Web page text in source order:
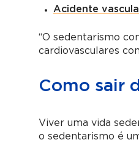
Acidente
“O sedentarismo
cardiovasculares
Como sair
Viver uma vida
o sedentarismo é